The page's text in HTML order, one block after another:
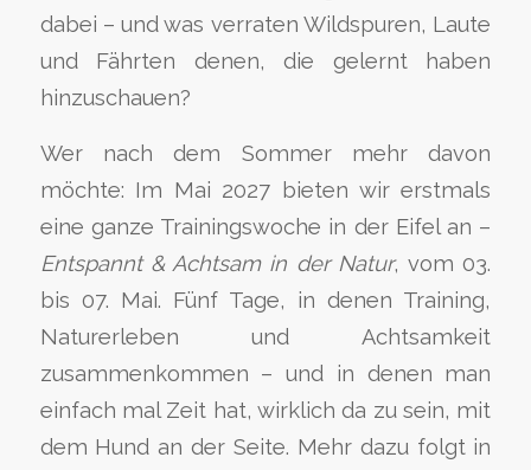
dabei – und was verraten Wildspuren, Laute
und Fährten denen, die gelernt haben
hinzuschauen?
Wer nach dem Sommer mehr davon
möchte: Im Mai 2027 bieten wir erstmals
eine ganze Trainingswoche in der Eifel an –
Entspannt & Achtsam in der Natur, vom 03.
bis 07. Mai. Fünf Tage, in denen Training,
Naturerleben und Achtsamkeit
zusammenkommen – und in denen man
einfach mal Zeit hat, wirklich da zu sein, mit
dem Hund an der Seite. Mehr dazu folgt in